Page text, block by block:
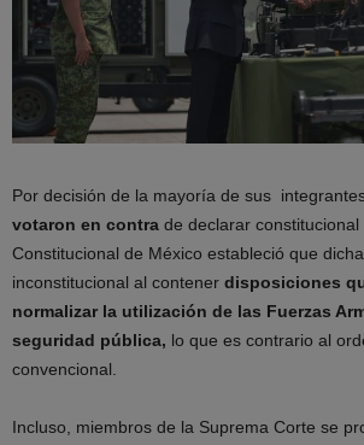
Por decisión de la mayoría de sus
votaron en contra de declarar constitucional
Constitucional de México estableció que
inconstitucional al contener disposiciones
normalizar la utilización de las Fuerzas
seguridad pública, lo que es contrario al
convencional.
Incluso, miembros de la Suprema Corte se